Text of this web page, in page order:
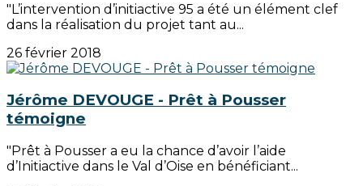
"L’intervention d’initiactive 95 a été un élément clef
dans la réalisation du projet tant au...
26 février 2018
Jérôme DEVOUGE - Prêt à Pousser
témoigne
"Prêt à Pousser a eu la chance d’avoir l’aide
d’Initiactive dans le Val d’Oise en bénéficiant...